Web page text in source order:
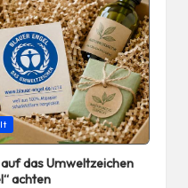
das Umweltzeichen
achten